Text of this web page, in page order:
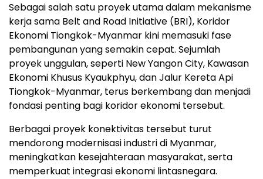
Sebagai salah satu proyek utama dalam mekanisme
kerja sama Belt and Road Initiative (BRI), Koridor
Ekonomi Tiongkok-Myanmar kini memasuki fase
pembangunan yang semakin cepat. Sejumlah
proyek unggulan, seperti New Yangon City, Kawasan
Ekonomi Khusus Kyaukphyu, dan Jalur Kereta Api
Tiongkok-Myanmar, terus berkembang dan menjadi
fondasi penting bagi koridor ekonomi tersebut.
Berbagai proyek konektivitas tersebut turut
mendorong modernisasi industri di Myanmar,
meningkatkan kesejahteraan masyarakat, serta
memperkuat integrasi ekonomi lintasnegara.